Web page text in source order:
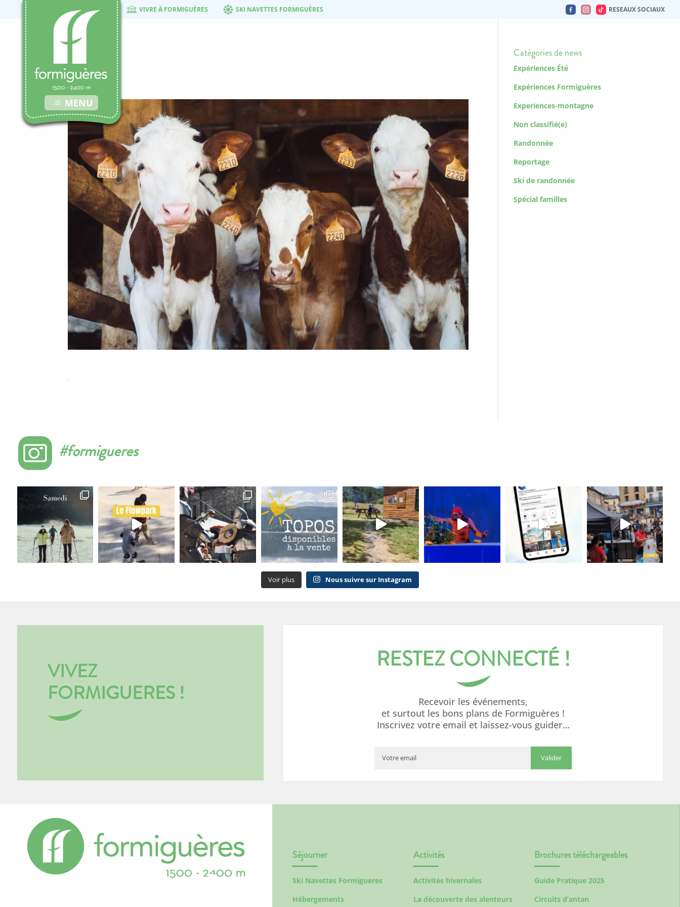
MENU
VIVRE À FORMIGUÈRES SKI NAVETTES FORMIGUÈRES RESEAUX SOCIAUX
24 avril 2023
Catégories de news
Expériences Été
Expériences Formiguères
Experiences-montagne
Non classifié(e)
Randonnée
Reportage
Ski de randonnée
Spécial familles
#formigueres
Voir plus Nous suivre sur Instagram
VIVEZ
FORMIGUERES !
RESTEZ CONNECTÉ !
Recevoir les événements,
et surtout les bons plans de Formiguères !
Inscrivez votre email et laissez-vous guider…
Séjourner
Ski Navettes Formigueres
Hébergements
Activités
Activités hivernales
La découverte des alentours
Brochures téléchargeables
Guide Pratique 2025
Circuits d’antan